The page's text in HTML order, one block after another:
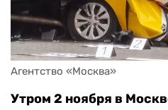
Агентство «Москва»
Утром 2 ноября в